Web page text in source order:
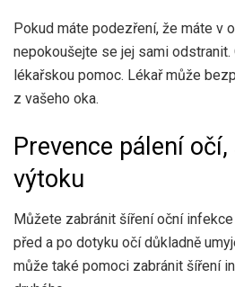
Pokud máte podezření, že máte v
nepokoušejte se jej sami odstranit.
lékařskou pomoc. Lékař může
z vašeho oka.
Prevence pálení očí,
výtoku
Můžete zabránit šíření oční
před a po dotyku očí důkladně
může také pomoci zabránit šíření